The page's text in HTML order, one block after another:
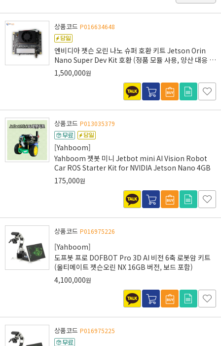
상품코드 P016634648
엔비디아 젯슨 오린 나노 슈퍼 호환 키트 Jetson Orin
Nano Super Dev Kit 호환 (정품 모듈 사용, 양산 대응 가
능)
1,500,000원
상품코드 P013035379
[Yahboom]
Yahboom 젯봇 미니 Jetbot mini AI Vision Robot
Car ROS Starter Kit for NVIDIA Jetson Nano 4GB
175,000원
상품코드 P016975226
[Yahboom]
도프봇 프로 DOFBOT Pro 3D AI 비전 6축 로봇암 키트
(울티메이트 젯슨오린 NX 16GB 버전, 보드 포함)
4,100,000원
상품코드 P016975225